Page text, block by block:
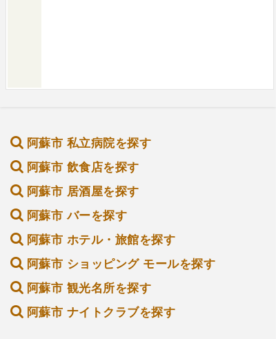
阿蘇市 私立病院を探す
阿蘇市 飲食店を探す
阿蘇市 居酒屋を探す
阿蘇市 バーを探す
阿蘇市 ホテル・旅館を探す
阿蘇市 ショッピング モールを探す
阿蘇市 観光名所を探す
阿蘇市 ナイトクラブを探す